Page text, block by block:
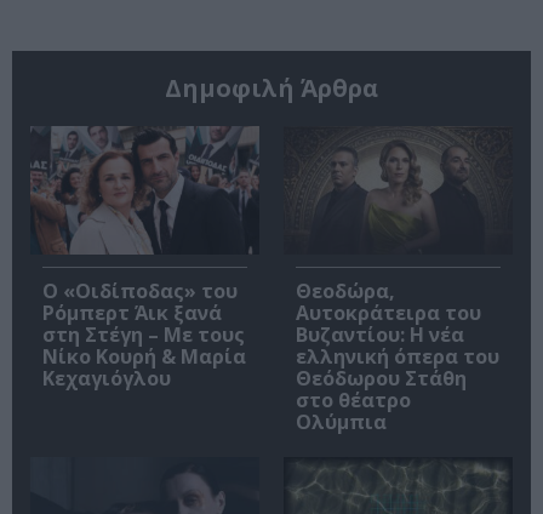
Δημοφιλή Άρθρα
O «Οιδίποδας» του
Ρόμπερτ Άικ ξανά
στη Στέγη – Με τους
Νίκο Κουρή & Μαρία
Κεχαγιόγλου
Θεοδώρα,
Αυτοκράτειρα του
Βυζαντίου: Η νέα
ελληνική όπερα του
Θεόδωρου Στάθη
στο θέατρο
Ολύμπια